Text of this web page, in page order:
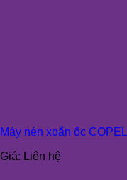
Máy nén xoắn ốc
Giá: Liên hệ